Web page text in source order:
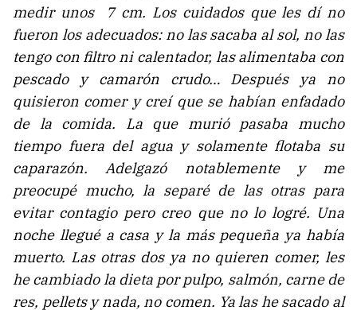
medir unos 7 cm. Los cuidados que les dí no
fueron los adecuados: no las sacaba al sol, no las
tengo con filtro ni calentador, las alimentaba con
pescado y camarón crudo… Después ya no
quisieron comer y creí que se habían enfadado
de la comida. La que murió pasaba mucho
tiempo fuera del agua y solamente flotaba su
caparazón. Adelgazó notablemente y me
preocupé mucho, la separé de las otras para
evitar contagio pero creo que no lo logré. Una
noche llegué a casa y la más pequeña ya había
muerto. Las otras dos ya no quieren comer, les
he cambiado la dieta por pulpo, salmón, carne de
res, pellets y nada, no comen. Ya las he sacado al